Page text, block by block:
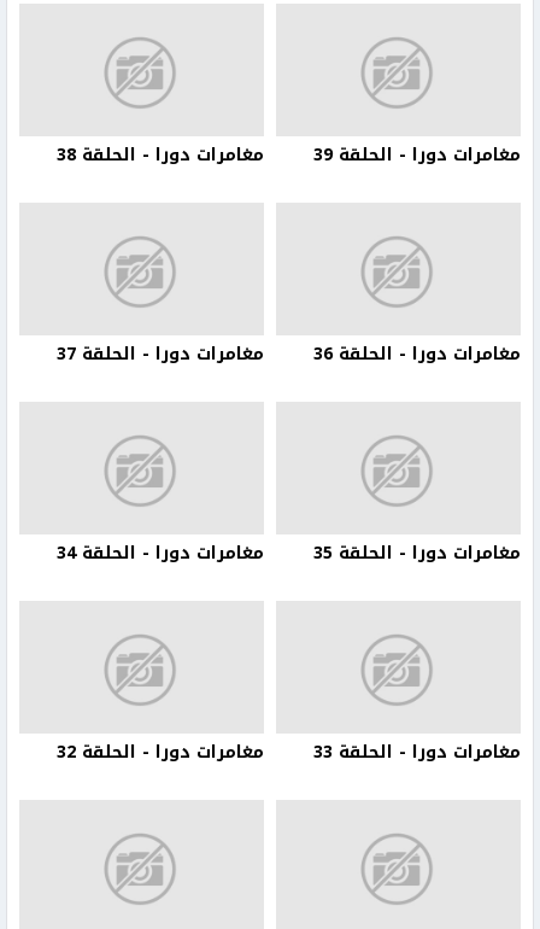
مغامرات دورا - الحلقة 39 مغامرات دورا - الحلقة 38
مغامرات دورا - الحلقة 36 مغامرات دورا - الحلقة 37
مغامرات دورا - الحلقة 35 مغامرات دورا - الحلقة 34
مغامرات دورا - الحلقة 33 مغامرات دورا - الحلقة 32